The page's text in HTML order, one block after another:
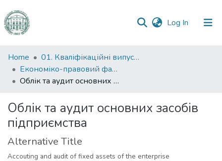
Log In (current)
Communities
&
Collections
Statistics
Home
01. Кваліфікаційні випускні роботи здобувачів вищої освіти
Економіко-правовий факультет
Облік та аудит основних засобів підприємства
Облік та аудит основних засобів
підприємства
Alternative Title
Accouting and audit of fixed assets of the enterprise